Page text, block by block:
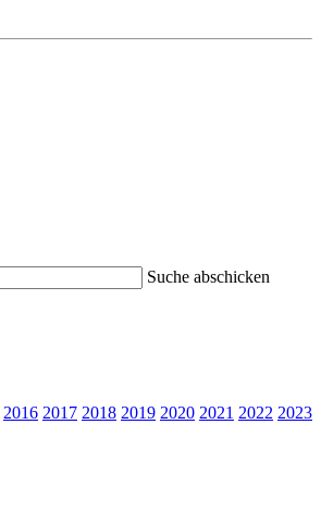
Suche abschicken
2016 2017 2018 2019 2020 2021 2022 2023